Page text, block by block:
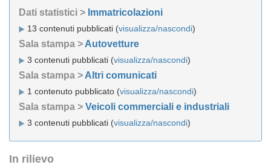
Dati statistici > Immatricolazioni
13 contenuti pubblicati (visualizza/nascondi)
Sala stampa > Autovetture
3 contenuti pubblicati (visualizza/nascondi)
Sala stampa > Altri comunicati
1 contenuto pubblicato (visualizza/nascondi)
Sala stampa > Veicoli commerciali e industriali
3 contenuti pubblicati (visualizza/nascondi)
In rilievo